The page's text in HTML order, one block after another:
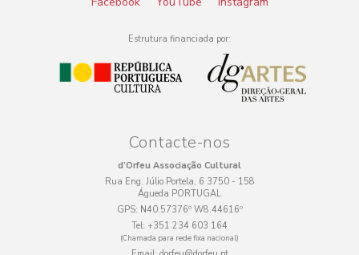
Estrutura financiada por:
Contacte-nos
d’Orfeu Associação Cultural
Rua Eng. Júlio Portela, 6 3750 - 158
Águeda PORTUGAL
GPS: N40.57376º W8.44616º
Tel: +351 234 603 164
(Chamada para rede fixa nacional)